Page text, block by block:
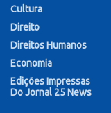
Cultura
Direito
Direitos Humanos
Economia
Edições Impressas
Do Jornal 25 News